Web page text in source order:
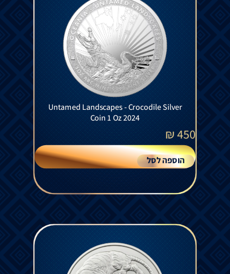
Untamed Landscapes - Crocodile Silver
Coin 1 Oz 2024
450
₪
הוספה לסל